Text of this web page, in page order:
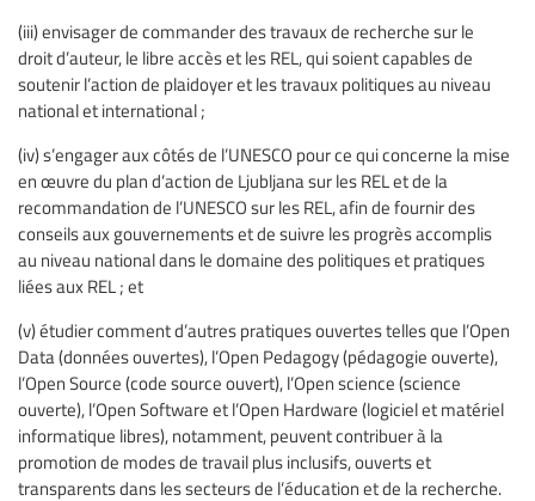
(iii) envisager de commander des travaux de recherche sur le
droit d’auteur, le libre accès et les REL, qui soient capables de
soutenir l’action de plaidoyer et les travaux politiques au niveau
national et international ;
(iv) s’engager aux côtés de l’UNESCO pour ce qui concerne la mise
en œuvre du plan d’action de Ljubljana sur les REL et de la
recommandation de l’UNESCO sur les REL, afin de fournir des
conseils aux gouvernements et de suivre les progrès accomplis
au niveau national dans le domaine des politiques et pratiques
liées aux REL ; et
(v) étudier comment d’autres pratiques ouvertes telles que l’Open
Data (données ouvertes), l’Open Pedagogy (pédagogie ouverte),
l’Open Source (code source ouvert), l’Open science (science
ouverte), l’Open Software et l’Open Hardware (logiciel et matériel
informatique libres), notamment, peuvent contribuer à la
promotion de modes de travail plus inclusifs, ouverts et
transparents dans les secteurs de l’éducation et de la recherche.